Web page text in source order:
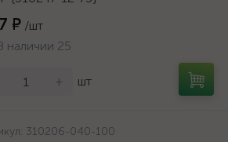
₽ /шт
наличии 25
+ шт
310206-040-100